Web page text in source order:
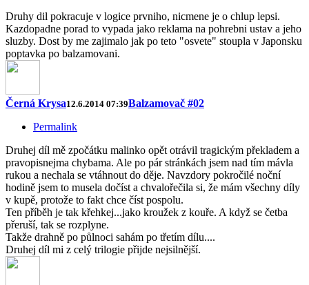
Druhy dil pokracuje v logice prvniho, nicmene je o chlup lepsi.
Kazdopadne porad to vypada jako reklama na pohrebni ustav a jeho
sluzby. Dost by me zajimalo jak po teto "osvete" stoupla v Japonsku
poptavka po balzamovani.
Černá Krysa12.6.2014 07:39Balzamovač #02
Permalink
Druhej díl mě zpočátku malinko opět otrávil tragickým překladem a
pravopisnejma chybama. Ale po pár stránkách jsem nad tím mávla
rukou a nechala se vtáhnout do děje. Navzdory pokročilé noční
hodině jsem to musela dočíst a chvalořečila si, že mám všechny díly
v kupě, protože to fakt chce číst pospolu.
Ten příběh je tak křehkej...jako kroužek z kouře. A když se četba
přeruší, tak se rozplyne.
Takže drahně po půlnoci sahám po třetím dílu....
Druhej díl mi z celý trilogie přijde nejsilnější.